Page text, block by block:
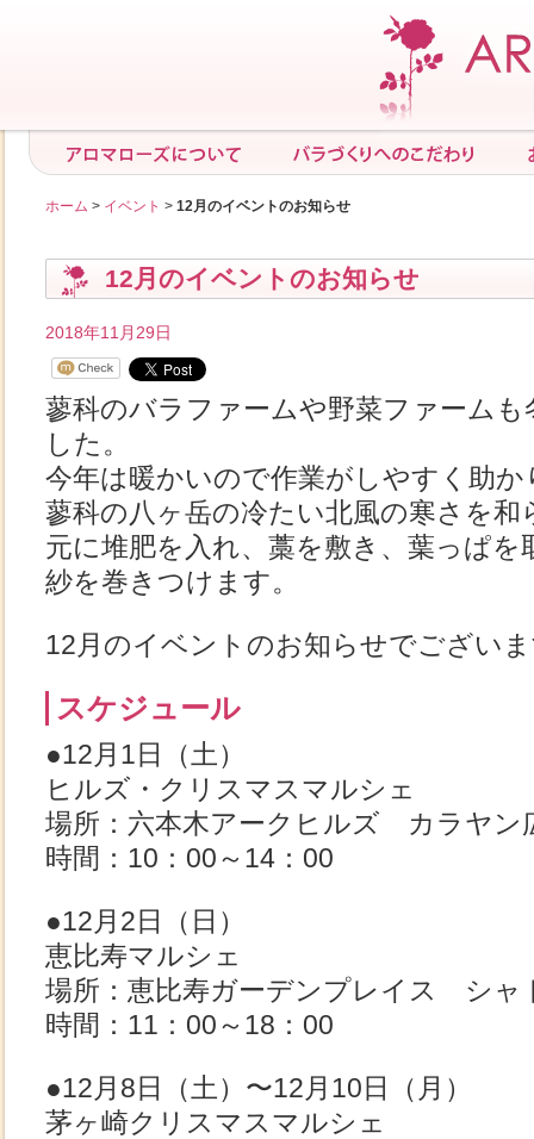
ホーム > イベント > 12月のイベントのお知らせ
12月のイベントのお知らせ
2018年11月29日
蓼科のバラファームや野菜ファーム
した。
今年は暖かいので作業がしやすく助か
蓼科の八ヶ岳の冷たい北風の寒さを
元に堆肥を入れ、藁を敷き、葉っぱ
紗を巻きつけます。
12月のイベントのお知らせでござい
スケジュール
●12月1日（土）
ヒルズ・クリスマスマルシェ
場所：六本木アークヒルズ カラヤン
時間：10：00～14：00
●12月2日（日）
恵比寿マルシェ
場所：恵比寿ガーデンプレイス シャ
時間：11：00～18：00
●12月8日（土）〜12月10日（月）
茅ヶ崎クリスマスマルシェ